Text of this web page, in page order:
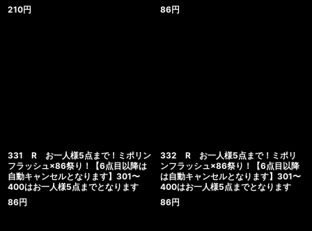
210円
86円
331 R お一人様5点まで！ミポリン
フラッシュ×86祭り！【6点目以降は
自動キャンセルとなります】301〜
400はお一人様5点までとなります
86円
332 R お一人様5点まで！ミポリ
ンフラッシュ×86祭り！【6点目以降
は自動キャンセルとなります】301〜
400はお一人様5点までとなります
86円